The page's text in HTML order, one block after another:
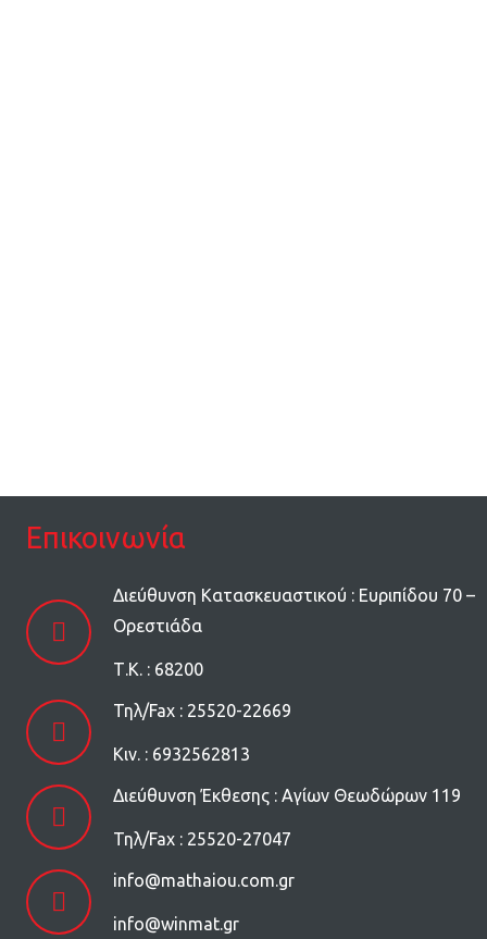
Επικοινωνία
Διεύθυνση Κατασκευαστικού : Ευριπίδου 70 –
Ορεστιάδα
Τ.Κ. : 68200
Τηλ/Fax : 25520-22669
Kιν. : 6932562813
Διεύθυνση Έκθεσης : Αγίων Θεωδώρων 119
Τηλ/Fax : 25520-27047
info@mathaiou.com.gr
info@winmat.gr